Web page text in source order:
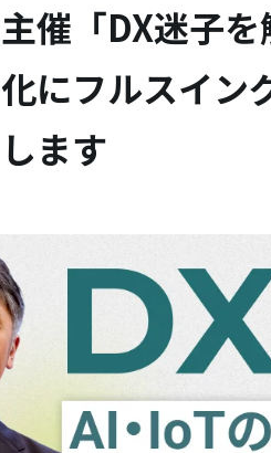
主催「DX迷子
化にフルスイン
します